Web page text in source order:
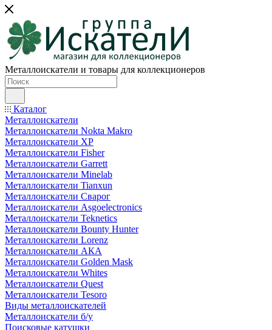
Металлоискатели и товары для коллекционеров
Каталог
Металлоискатели
Металлоискатели Nokta Makro
Металлоискатели XP
Металлоискатели Fisher
Металлоискатели Garrett
Металлоискатели Minelab
Металлоискатели Tianxun
Металлоискатели Сварог
Металлоискатели Asgoelectronics
Металлоискатели Teknetics
Металлоискатели Bounty Hunter
Металлоискатели Lorenz
Металлоискатели АКА
Металлоискатели Golden Mask
Металлоискатели Whites
Металлоискатели Quest
Металлоискатели Tesoro
Виды металлоискателей
Металлоискатели б/у
Поисковые катушки